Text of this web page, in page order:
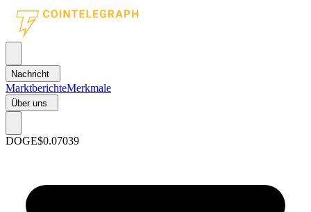
Nachricht
MarktberichteMerkmale
Über uns
DOGE$0.07039